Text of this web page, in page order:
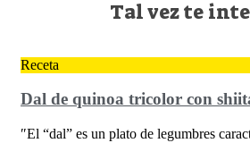
Tal vez te
Receta
Dal de quinoa tricolor con
″El “dal” es un plato de legumbres